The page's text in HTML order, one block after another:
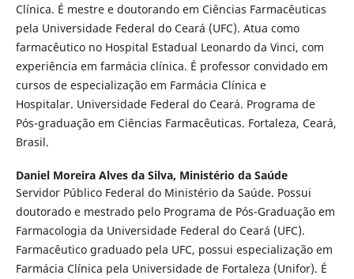
Clínica. É mestre e doutorando em Ciências Farmacêuticas
pela Universidade Federal do Ceará (UFC). Atua como
farmacêutico no Hospital Estadual Leonardo da Vinci, com
experiência em farmácia clínica. É professor convidado em
cursos de especialização em Farmácia Clínica e
Hospitalar. Universidade Federal do Ceará. Programa de
Pós-graduação em Ciências Farmacêuticas. Fortaleza, Ceará,
Brasil.
Daniel Moreira Alves da Silva, Ministério da Saúde
Servidor Público Federal do Ministério da Saúde. Possui
doutorado e mestrado pelo Programa de Pós-Graduação em
Farmacologia da Universidade Federal do Ceará (UFC).
Farmacêutico graduado pela UFC, possui especialização em
Farmácia Clínica pela Universidade de Fortaleza (Unifor). É